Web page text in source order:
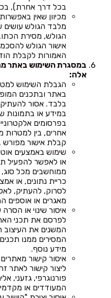
בכל דרך אחרת),
מכיוון שאין
מלבד הגולש עושים
הגולש, מסירת
אישור הגולש
האמורות לקבלת
במסגרת השימוש באתר
אלה:
הגבלת השימוש
באתר ובתכנים
בלבד. אסור
במידע או בתמונות
בפרסומים
אחרים, בין למטרות
קבלת אישור
שימוש באמצעים
או לאפשר להפעיל
כריית נתונים, או
לסרוק, להעתיק,
מאגרים או אוספים
איסור שינוי או
לפרסם את תכני
המשנים את העיצוב
המסירים ממנו
מידע נוסף.
איסור קישור
ליצור קישור לאתר
פורנוגרפי, גזעני,
המעודדים או